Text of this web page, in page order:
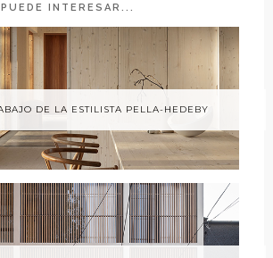
INTERESAR...
DE LA ESTILISTA PELLA-HEDEBY